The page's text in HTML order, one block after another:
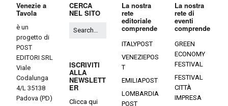
Venezie a
Tavola
è un
progetto di
POST
EDITORI SRL
Viale
Codalunga
4/L 35138
Padova (PD)
CERCA
NEL SITO
ISCRIVITI
ALLA
NEWSLETT
ER
Clicca qui
La nostra
rete
editoriale
comprende
ITALYPOST
VENEZIEPOS
T
EMILIAPOST
LOMBARDIA
POST
La nostra
rete di
eventi
comprende
GREEN
ECONOMY
FESTIVAL
FESTIVAL
CITTÀ
IMPRESA